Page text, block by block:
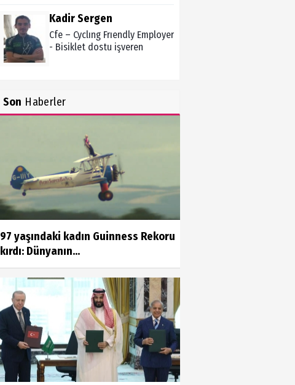
Kadir Sergen
Cfe – Cyclıng Frıendly Employer
- Bisiklet dostu işveren
Ocak 2021 Aylık Burç Yorumu
Şükrü Boz
Ölüm ve Sonrası - "Herşeyi
Yaratan Allah'tır"
Sibel Şen
Çocuklara ölüm nasıl anlatılır?
Ayşenur Dere
Türk Hukukunda Cinsiyet
Değiştirme
Merve Savıcı
MUCİZEYE GEREK YOK, SAĞLIKLI
Son Haberler
97 yaşındaki kadın Guinness Rekoru
kırdı: Dünyanın...